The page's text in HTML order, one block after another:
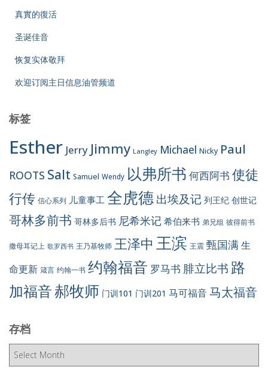
真實的復活
圣诞佳音
恢复实体敬拜
欢迎订阅主日信息油管频道
标签
Esther Jerry Jimmy Langley Michael Nicky Paul
ROOTS Salt Samuel Wendy 以弗所书 何西阿书 使徒
行传 信心系列 儿童事工 全虎德出埃及记 列王纪 创世记
哥林多前书 哥林多后书 尼希米记 希伯来书 弟兄组 彼得前书
撒母耳记上 歌罗西书 王乃基牧师 王泽中 王滨 王震 甄国满生
命更新 箴言 约翰一书 约翰福音 罗马书 腓立比书 路
加福音郝牧师 门训101 门训201 马可福音马太福音
存档
存